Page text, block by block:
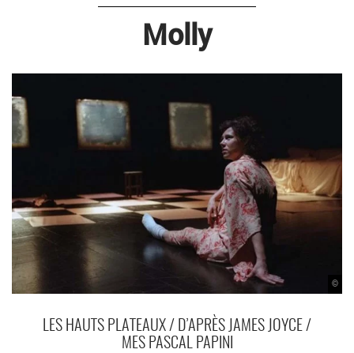
Molly
©
LES HAUTS PLATEAUX / D’APRÈS JAMES JOYCE /
MES PASCAL PAPINI